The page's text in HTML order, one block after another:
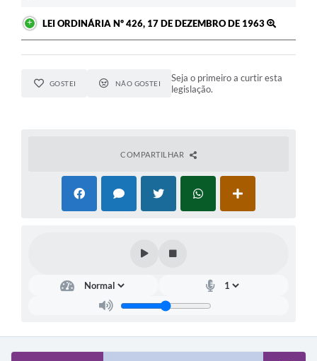
SIC LEI ORDINÁRIA Nº 426, 17 DE DEZEMBRO DE 1963
GOSTEI NÃO GOSTEI
Seja o primeiro a curtir esta
legislação.
COMPARTILHAR